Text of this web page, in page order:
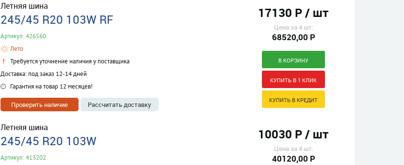
Летняя шина
245/45 R20 103W RF
Артикул: 426560
Лето
Требуется уточнение наличия у поставщика
Доставка: под заказ 12-14 дней
Гарантия на товар 12 месяцев!
Проверить наличие Рассчитать доставку
17130 Р / шт
Цена за 4 шт:
68520,00 Р
Летняя шина
245/45 R20 103W
Артикул: 413202
10030 Р / шт
Цена за 4 шт:
40120,00 Р